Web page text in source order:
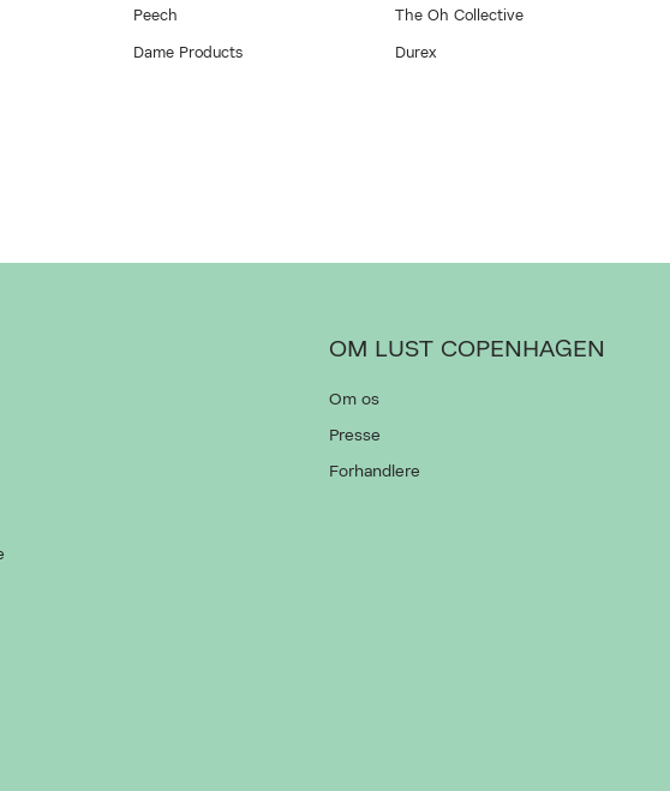
Peech The Oh Collective
Dame Products Durex
OM LUST COPENHAGEN
Om os
Presse
Forhandlere